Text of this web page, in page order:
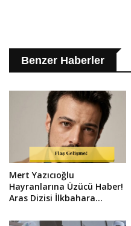
Benzer Haberler
Mert Yazıcıoğlu
Hayranlarına Üzücü Haber!
Aras Dizisi İlkbahara